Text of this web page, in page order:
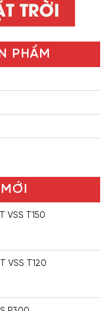
PHẨM
VSS T150
VSS T120